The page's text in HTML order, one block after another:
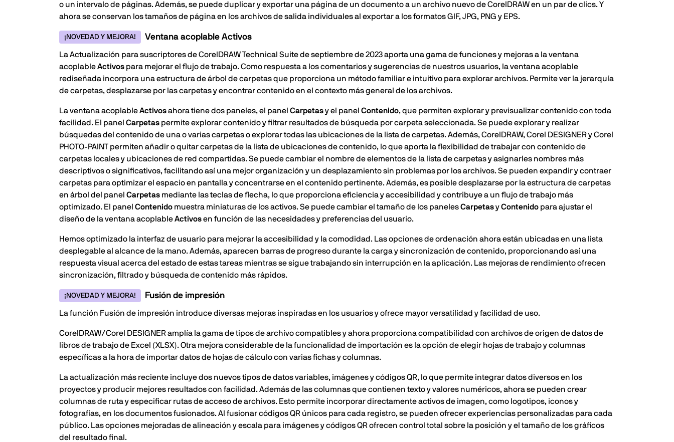
o un intervalo de páginas. Además, se puede duplicar y exportar una página de un documento a un archivo nuevo de CorelDRAW en un par de clics. Y
ahora se conservan los tamaños de página en los archivos de salida individuales al exportar a los formatos GIF, JPG, PNG y EPS.
¡NOVEDAD Y MEJORA! Ventana acoplable Activos
La Actualización para suscriptores de CorelDRAW Technical Suite de septiembre de 2023 aporta una gama de funciones y mejoras a la ventana
acoplableActivos para mejorar el flujo de trabajo. Como respuesta a los comentarios y sugerencias de nuestros usuarios, la ventana acoplable
rediseñada incorpora una estructura de árbol de carpetas que proporciona un método familiar e intuitivo para explorar archivos. Permite ver la jerarquía
de carpetas, desplazarse por las carpetas y encontrar contenido en el contexto más general de los archivos.
La ventana acoplableActivosahora tiene dos paneles, el panel Carpetasy el panel Contenido, que permiten explorar y previsualizar contenido con toda
facilidad. El panel Carpetas permite explorar contenido y filtrar resultados de búsqueda por carpeta seleccionada. Se puede explorar y realizar
búsquedas del contenido de una o varias carpetas o explorar todas las ubicaciones de la lista de carpetas. Además, CorelDRAW, Corel DESIGNER y Corel
PHOTO-PAINT permiten añadir o quitar carpetas de la lista de ubicaciones de contenido, lo que aporta la flexibilidad de trabajar con contenido de
carpetas locales y ubicaciones de red compartidas. Se puede cambiar el nombre de elementos de la lista de carpetas y asignarles nombres más
descriptivos o significativos, facilitando así una mejor organización y un desplazamiento sin problemas por los archivos. Se pueden expandir y contraer
carpetas para optimizar el espacio en pantalla y concentrarse en el contenido pertinente. Además, es posible desplazarse por la estructura de carpetas
en árbol del panel Carpetas mediante las teclas de flecha, lo que proporciona eficiencia y accesibilidad y contribuye a un flujo de trabajo más
optimizado. El panel Contenido muestra miniaturas de los activos. Se puede cambiar el tamaño de los panelesCarpetasyContenido para ajustar el
diseño de la ventana acoplableActivosen función de las necesidades y preferencias del usuario.
Hemos optimizado la interfaz de usuario para mejorar la accesibilidad y la comodidad. Las opciones de ordenación ahora están ubicadas en una lista
desplegable al alcance de la mano. Además, aparecen barras de progreso durante la carga y sincronización de contenido, proporcionando así una
respuesta visual acerca del estado de estas tareas mientras se sigue trabajando sin interrupción en la aplicación. Las mejoras de rendimiento ofrecen
sincronización, filtrado y búsqueda de contenido más rápidos.
¡NOVEDAD Y MEJORA! Fusión de impresión
La función Fusión de impresión introduce diversas mejoras inspiradas en los usuarios y ofrece mayor versatilidad y facilidad de uso.
CorelDRAW/Corel DESIGNER amplía la gama de tipos de archivo compatibles y ahora proporciona compatibilidad con archivos de origen de datos de
libros de trabajo de Excel (XLSX). Otra mejora considerable de la funcionalidad de importación es la opción de elegir hojas de trabajo y columnas
específicas a la hora de importar datos de hojas de cálculo con varias fichas y columnas.
La actualización más reciente incluye dos nuevos tipos de datos variables, imágenes y códigos QR, lo que permite integrar datos diversos en los
proyectos y producir mejores resultados con facilidad. Además de las columnas que contienen texto y valores numéricos, ahora se pueden crear
columnas de ruta y especificar rutas de acceso de archivos. Esto permite incorporar directamente activos de imagen, como logotipos, iconos y
fotografías, en los documentos fusionados. Al fusionar códigos QR únicos para cada registro, se pueden ofrecer experiencias personalizadas para cada
público. Las opciones mejoradas de alineación y escala para imágenes y códigos QR ofrecen control total sobre la posición y el tamaño de los gráficos
del resultado final.